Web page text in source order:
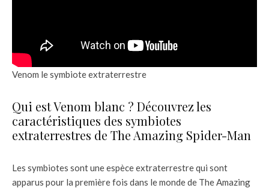
Venom le symbiote extraterrestre
Qui est Venom blanc ? Découvrez les
caractéristiques des symbiotes
extraterrestres de The Amazing Spider-Man
Les symbiotes sont une espèce extraterrestre qui sont
apparus pour la première fois dans le monde de The Amazing